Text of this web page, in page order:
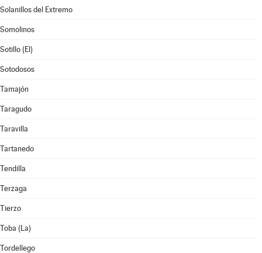
Solanillos del Extremo
Somolinos
Sotillo (El)
Sotodosos
Tamajón
Taragudo
Taravilla
Tartanedo
Tendilla
Terzaga
Tierzo
Toba (La)
Tordellego